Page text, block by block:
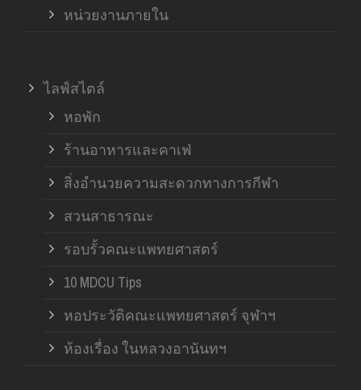
หน่วยงานภายใน
ไลฟ์สไตล์
หอพัก
ร้านอาหารและคาเฟ่
สิ่งอำนวยความสะดวกทางการกีฬา
สวนสาธารณะ
รอบรั้วคณะแพทยศาสตร์
10 MDCU Tips
หอประวัติคณะแพทยศาสตร์ จุฬาฯ
ห้องเรื่อง ในหลวงอานันทฯ